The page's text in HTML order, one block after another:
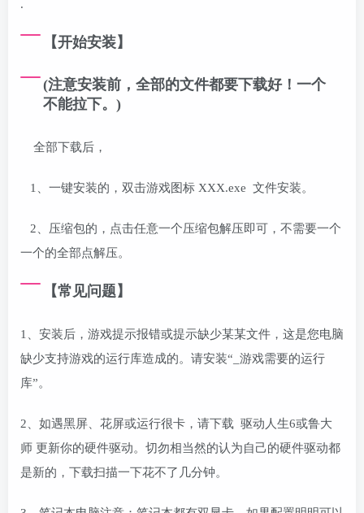
.
【开始安装】
(注意安装前，全部的文件都要下载好！一个
不能拉下。)
全部下载后，
1、一键安装的，双击游戏图标 XXX.exe 文件安装。
2、压缩包的，点击任意一个压缩包解压即可，不需要一个
一个的全部点解压。
【常见问题】
1、安装后，游戏提示报错或提示缺少某某文件，这是您电脑
缺少支持游戏的运行库造成的。请安装“_游戏需要的运行
库”。
2、如遇黑屏、花屏或运行很卡，请下载 驱动人生6或鲁大
师 更新你的硬件驱动。切勿相当然的认为自己的硬件驱动都
是新的，下载扫描一下花不了几分钟。